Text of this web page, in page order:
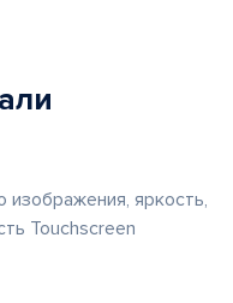
изображения, яркость,
Touchscreen